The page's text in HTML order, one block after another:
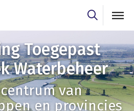
Toegepast
Waterbeheer
van
en provincies